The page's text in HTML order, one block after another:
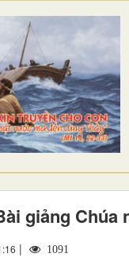
giảng Chúa
| 1091